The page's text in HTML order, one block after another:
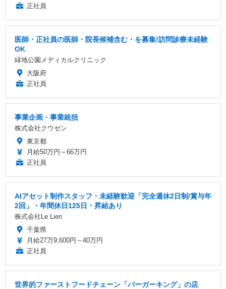
正社員
医師・正社員の医師・院長候補含む・を募集!訪問診療未経験
OK
緑地公園メディカルクリニック
大阪府
正社員
事業企画・事業統括
株式会社クウゼン
東京都
月給50万円～66万円
正社員
AIアセット制作スタッフ・未経験歓迎「完全週休2日制/賞与年
2回」・年間休日125日・昇給あり
株式会社Le Lien
千葉県
月給27万9,600円～40万円
正社員
世界的ファーストフードチェーン「バーガーキング」の店